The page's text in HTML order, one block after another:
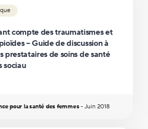
compte des traumatismes et
– Guide de discussion à
prestataires de soins de santé
sociau
pour la santé des femmes- Juin 2018